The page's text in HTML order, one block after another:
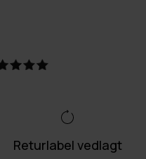
Returlabel vedlagt